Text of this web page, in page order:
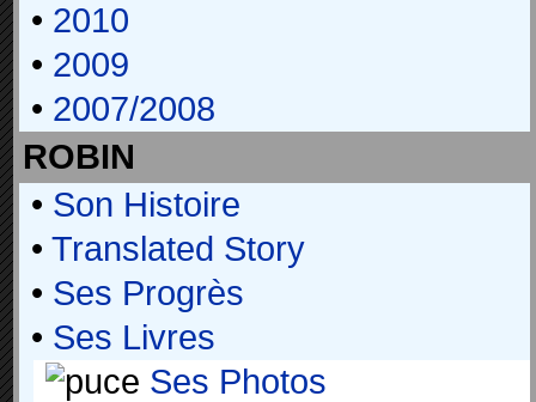
• 2010
• 2009
• 2007/2008
ROBIN
• Son Histoire
• Translated Story
• Ses Progrès
• Ses Livres
Ses Photos